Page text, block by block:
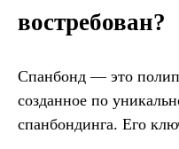
востребован?
Спанбонд — это
созданное по
спанбондинга. Его